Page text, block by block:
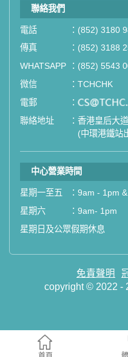
聯絡我們
電話 ： (852) 3180
傳真
： (852) 3188
WHATSAPP
： (852) 5543
微信
： TCHCHK
電郵
： email
聯絡地址
： 香港皇后大
(中環港鐵站
中心營業時間
星期一至五 ： 9am - 1pm
星期六
： 9am- 1pm
星期日及公眾假期休息
免責聲明
copyright © 2022 -